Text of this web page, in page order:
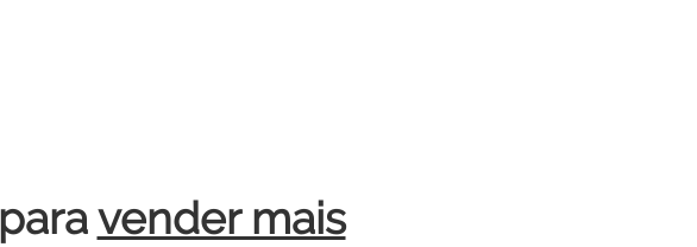
vender mais